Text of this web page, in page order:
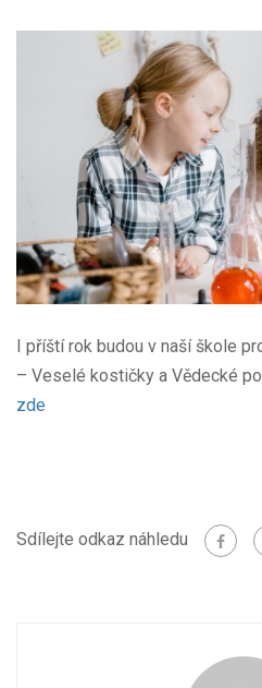
I příští rok budou v naší škole
– Veselé kostičky a Vědecké
zde
Sdílejte odkaz náhledu